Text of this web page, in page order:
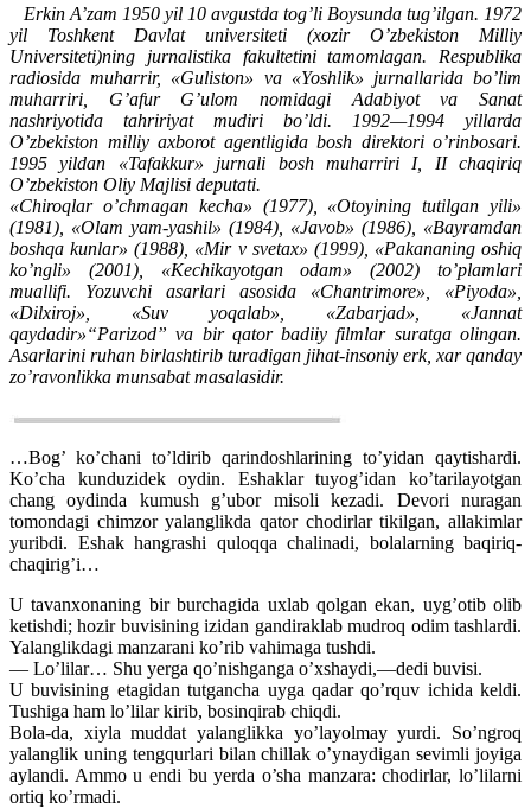
Erkin A’zam 1950 yil 10 avgustda tog’li Boysunda tug’ilgan. 1972
yil Toshkent Davlat universiteti (xozir O’zbekiston Milliy
Universiteti)ning jurnalistika fakultetini tamomlagan. Respublika
radiosida muharrir, «Guliston» va «Yoshlik» jurnallarida bo’lim
muharriri, G’afur G’ulom nomidagi Adabiyot va Sanat
nashriyotida tahririyat mudiri bo’ldi. 1992—1994 yillarda
O’zbekiston milliy axborot agentligida bosh direktori o’rinbosari.
1995 yildan «Tafakkur» jurnali bosh muharriri I, II chaqiriq
O’zbekiston Oliy Majlisi deputati.
«Chiroqlar o’chmagan kecha» (1977), «Otoyining tutilgan yili»
(1981), «Olam yam-yashil» (1984), «Javob» (1986), «Bayramdan
boshqa kunlar» (1988), «Mir v svetax» (1999), «Pakananing oshiq
ko’ngli» (2001), «Kechikayotgan odam» (2002) to’plamlari
muallifi. Yozuvchi asarlari asosida «Chantrimore», «Piyoda»,
«Dilxiroj», «Suv yoqalab», «Zabarjad», «Jannat
qaydadir»“Parizod” va bir qator badiiy filmlar suratga olingan.
Asarlarini ruhan birlashtirib turadigan jihat-insoniy erk, xar qanday
zo’ravonlikka munsabat masalasidir.
…Bog’ ko’chani to’ldirib qarindoshlarining to’yidan qaytishardi.
Ko’cha kunduzidek oydin. Eshaklar tuyog’idan ko’tarilayotgan
chang oydinda kumush g’ubor misoli kezadi. Devori nuragan
tomondagi chimzor yalanglikda qator chodirlar tikilgan, allakimlar
yuribdi. Eshak hangrashi quloqqa chalinadi, bolalarning baqiriq-
chaqirig’i…
U tavanxonaning bir burchagida uxlab qolgan ekan, uyg’otib olib
ketishdi; hozir buvisining izidan gandiraklab mudroq odim tashlardi.
Yalanglikdagi manzarani ko’rib vahimaga tushdi.
— Lo’lilar… Shu yerga qo’nishganga o’xshaydi,—dedi buvisi.
U buvisining etagidan tutgancha uyga qadar qo’rquv ichida keldi.
Tushiga ham lo’lilar kirib, bosinqirab chiqdi.
Bola-da, xiyla muddat yalanglikka yo’layolmay yurdi. So’ngroq
yalanglik uning tengqurlari bilan chillak o’ynaydigan sevimli joyiga
aylandi. Ammo u endi bu yerda o’sha manzara: chodirlar, lo’lilarni
ortiq ko’rmadi.